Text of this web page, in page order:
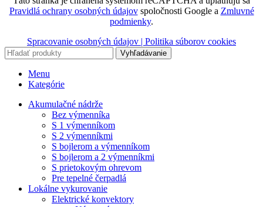
Pravidlá ochrany osobných údajovspoločnosti Google a Zmluvné
podmienky.
Spracovanie osobných údajov | Politika súborov cookies
Vyhľadávanie
Menu
Kategórie
Akumulačné nádrže
Bez výmenníka
S 1 výmenníkom
S 2 výmenníkmi
S bojlerom a výmenníkom
S bojlerom a 2 výmenníkmi
S prietokovým ohrevom
Pre tepelné čerpadlá
Lokálne vykurovanie
Elektrické konvektory